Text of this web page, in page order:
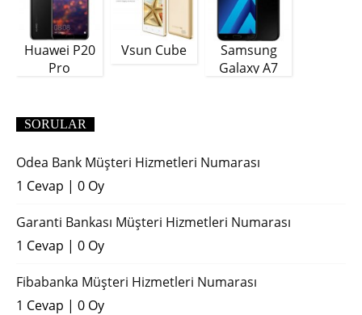
Huawei P20
Pro
Vsun Cube
Samsung
Galaxy A7
SORULAR
Odea Bank Müşteri Hizmetleri Numarası
1 Cevap | 0 Oy
Garanti Bankası Müşteri Hizmetleri Numarası
1 Cevap | 0 Oy
Fibabanka Müşteri Hizmetleri Numarası
1 Cevap | 0 Oy